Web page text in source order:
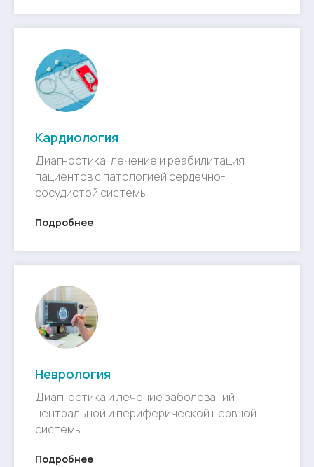
Кардиология
Диагностика, лечение и реабилитация
пациентов с патологией сердечно-
сосудистой системы
Подробнее
Неврология
Диагностика и лечение заболеваний
центральной и периферической нервной
системы
Подробнее